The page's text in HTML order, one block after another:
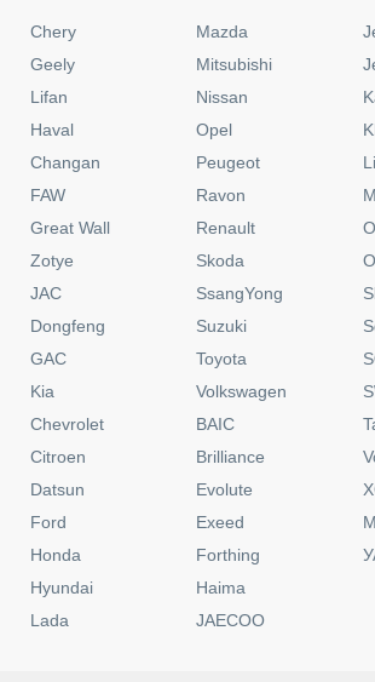
Chery
Geely
Lifan
Haval
Changan
FAW
Great Wall
Zotye
JAC
Dongfeng
GAC
Kia
Chevrolet
Citroen
Datsun
Ford
Honda
Hyundai
Lada
Mazda
Mitsubishi
Nissan
Opel
Peugeot
Ravon
Renault
Skoda
SsangYong
Suzuki
Toyota
Volkswagen
BAIC
Brilliance
Evolute
Exeed
Forthing
Haima
JAECOO